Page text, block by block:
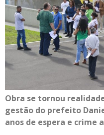
Obra se tornou
gestão do prefeito
anos de espera e crime